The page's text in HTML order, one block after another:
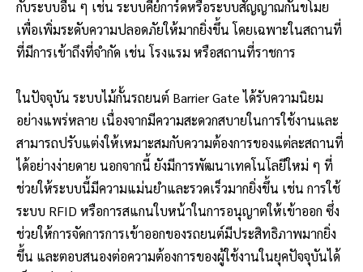
กับระบบอื่น ๆ เช่น ระบบคีย์การ์ดหรือระบบสัญญาณกันขโมย
เพื่อเพิ่มระดับความปลอดภัยให้มากยิ่งขึ้น โดยเฉพาะในสถานที่
ที่มีการเข้าถึงที่จำกัด เช่น โรงแรม หรือสถานที่ราชการ
ในปัจจุบัน ระบบไม้กั้นรถยนต์ Barrier Gate ได้รับความนิยม
อย่างแพร่หลาย เนื่องจากมีความสะดวกสบายในการใช้งานและ
สามารถปรับแต่งให้เหมาะสมกับความต้องการของแต่ละสถานที่
ได้อย่างง่ายดาย นอกจากนี้ ยังมีการพัฒนาเทคโนโลยีใหม่ ๆ ที่
ช่วยให้ระบบนี้มีความแม่นยำและรวดเร็วมากยิ่งขึ้น เช่น การใช้
ระบบ RFID หรือการสแกนใบหน้าในการอนุญาตให้เข้าออก ซึ่ง
ช่วยให้การจัดการการเข้าออกของรถยนต์มีประสิทธิภาพมากยิ่ง
ขึ้น และตอบสนองต่อความต้องการของผู้ใช้งานในยุคปัจจุบันได้